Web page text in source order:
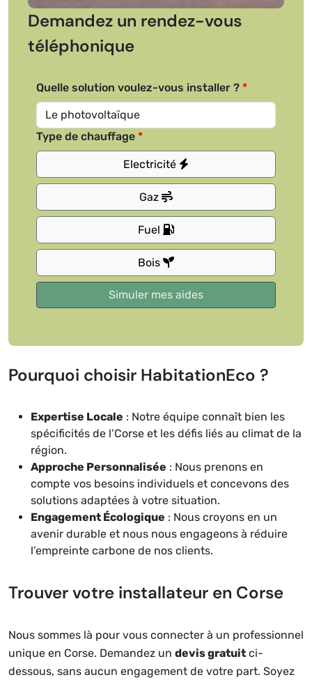
Demandez un rendez-vous
téléphonique
Quelle solution voulez-vous installer ?
Type de chauffage
Electricité
Gaz
Fuel
Bois
Pourquoi choisir HabitationEco ?
Expertise Locale : Notre équipe connaît bien les
spécificités de l’Corse et les défis liés au climat de la
région.
Approche Personnalisée : Nous prenons en
compte vos besoins individuels et concevons des
solutions adaptées à votre situation.
Engagement Écologique : Nous croyons en un
avenir durable et nous nous engageons à réduire
l’empreinte carbone de nos clients.
Trouver votre installateur en Corse
Nous sommes là pour vous connecter à un professionnel
unique en Corse. Demandez un devis gratuit ci-
dessous, sans aucun engagement de votre part. Soyez